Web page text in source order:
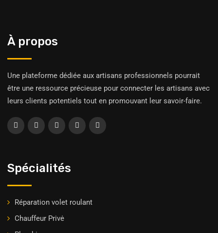
À propos
Une plateforme dédiée aux artisans professionnels pourrait
être une ressource précieuse pour connecter les artisans avec
leurs clients potentiels tout en promouvant leur savoir-faire.
Spécialités
Réparation volet roulant
Chauffeur Privė